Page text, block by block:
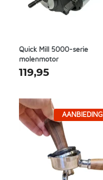
Quick Mill 5000-serie
molenmotor
119,95
AANBIEDING